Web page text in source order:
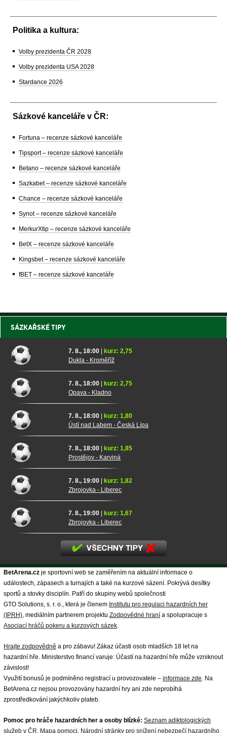
Politika a kultura:
Volby prezidenta ČR 2028
Volby prezidenta USA 2028
Stardance 2026
Sázkové kanceláře v ČR:
Fortuna – recenze sázkové kanceláře
Tipsport – recenze sázkové kanceláře
Betano – recenze sázkové kanceláře
Sazkabet – recenze sázkové kanceláře
Chance – recenze sázkové kanceláře
Synot – recenze sázkové kanceláře
MerkurXtip – recenze sázkové kanceláře
BetX – recenze sázkové kanceláře
Kingsbet – recenze sázkové kanceláře
fBET – recenze sázkové kanceláře
SÁZKAŘSKÉ TIPY
7. 8., 18:00 | kurz: 2,75
Dukla - Kroměříž
7. 8., 18:00 | kurz: 2,75
Opava - Kladno
7. 8., 18:00 | kurz: 1,80
Ústí nad Labem - Česká Lípa
7. 8., 18:00 | kurz: 1,85
Prostějov - Karviná
7. 8., 19:00 | kurz: 1,82
Zbrojovka - Liberec
7. 8., 19:00 | kurz: 1,67
Zbrojovka - Liberec
BetArena.cz je sportovní web se zaměřením na aktuální informace o
událostech, zápasech a turnajích a také na kurzové sázení. Pokrývá desítky
sportů a stovky disciplín. Patří do skupiny webů společnosti
GTO Solutions, s. r. o., která je členem Institutu pro regulaci hazardních her
(IPRH) , mediálním partnerem projektu Zodpovědné hraní a spolupracuje s
Asociací hráčů pokeru a kurzových sázek
Hrajte zodpovědně a pro zábavu! Zákaz účasti osob mladších 18 let na
hazardní hře. Ministerstvo financí varuje: Účastí na hazardní hře může vzniknout
závislost!
Využití bonusů je podmíněno registrací u provozovatele – informace zde . Na
BetArena.cz nejsou provozovány hazardní hry ani zde neprobíhá
zprostředkování jakýchkoliv plateb.
Pomoc pro hráče hazardních her a osoby blízké: Seznam adiktologických
služeb v ČR Mapa pomoci Národní stránky pro snížení nebezpečí hazardního